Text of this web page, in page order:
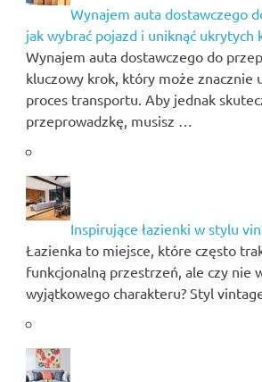
Wynajem auta dostawczego
jak wybrać pojazd i uniknąć ukrytych
Wynajem auta dostawczego do
kluczowy krok, który może znacznie
proces transportu. Aby jednak
przeprowadzkę, musisz …
Inspirujące łazienki w stylu
Łazienka to miejsce, które często
funkcjonalną przestrzeń, ale czy nie
wyjątkowego charakteru? Styl